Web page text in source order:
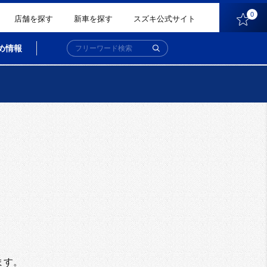
店舗を探す 新車を探す スズキ公式サイト 0
情報
す。